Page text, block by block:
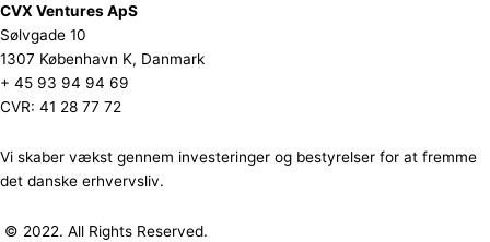
CVX Ventures ApS
Sølvgade 10
1307 København K, Danmark
+ 45 93 94 94 69
CVR: 41 28 77 72
Vi skaber vækst gennem investeringer og bestyrelser for at fremme
det danske erhvervsliv.
© 2022. All Rights Reserved.